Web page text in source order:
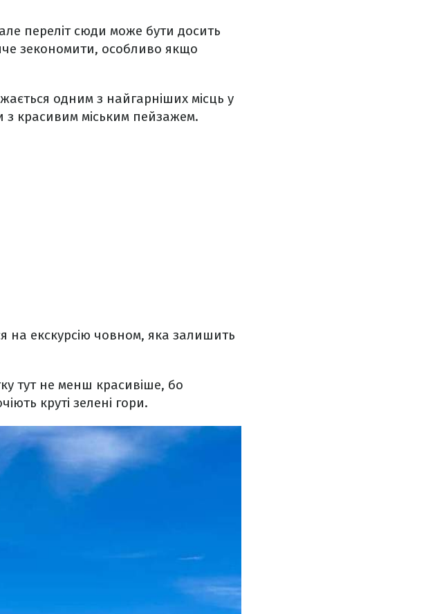
переліт сюди може бути досить
зекономити, особливо якщо
одним з найгарніших місць у
з красивим міським пейзажем.
на екскурсію човном, яка залишить
тут не менш красивіше, бо
круті зелені гори.